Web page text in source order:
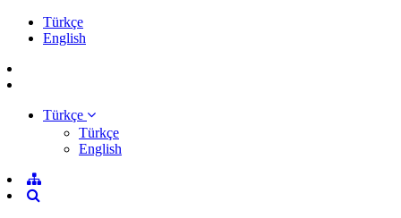
Türkçe
English
Türkçe
Türkçe
English